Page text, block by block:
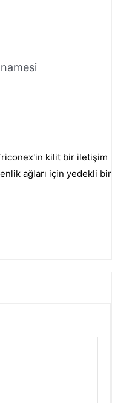
kilit bir iletişim
ağları için yedekli bir